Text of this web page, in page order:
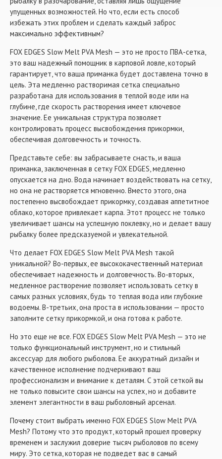
упущенных возможностей. Но что, если есть способ
избежать этих проблем и сделать каждый заброс
максимально эффективным?
FOX EDGES Slow Melt PVA Mesh — это не просто ПВА-сетка,
это ваш надежный помощник в карповой ловле, который
гарантирует, что ваша приманка будет доставлена точно в
цель. Эта медленно растворимая сетка специально
разработана для использования в теплой воде или на
глубине, где скорость растворения имеет ключевое
значение. Ее уникальная структура позволяет
контролировать процесс высвобождения прикормки,
обеспечивая долговечность и точность.
Представьте себе: вы забрасываете снасть, и ваша
приманка, заключенная в сетку FOX EDGES, медленно
опускается на дно. Вода начинает воздействовать на сетку,
но она не растворяется мгновенно. Вместо этого, она
постепенно высвобождает прикормку, создавая аппетитное
облако, которое привлекает карпа. Этот процесс не только
увеличивает шансы на успешную поклевку, но и делает вашу
рыбалку более предсказуемой и увлекательной.
Что делает FOX EDGES Slow Melt PVA Mesh такой
уникальной? Во-первых, ее высококачественный материал
обеспечивает надежность и долговечность. Во-вторых,
медленное растворение позволяет использовать сетку в
самых разных условиях, будь то теплая вода или глубокие
водоемы. В-третьих, она проста в использовании — просто
заполните сетку прикормкой, и она готова к работе.
Но это еще не все. FOX EDGES Slow Melt PVA Mesh — это не
только функциональный инструмент, но и стильный
аксессуар для любого рыболова. Ее аккуратный дизайн и
качественное исполнение подчеркивают ваш
профессионализм и внимание к деталям. С этой сеткой вы
не только повысите свои шансы на успех, но и добавите
элемент элегантности в ваш рыболовный арсенал.
Почему стоит выбрать именно FOX EDGES Slow Melt PVA
Mesh? Потому что это продукт, который прошел проверку
временем и заслужил доверие тысяч рыболовов по всему
миру. Это сетка, которая не подведет вас в самый